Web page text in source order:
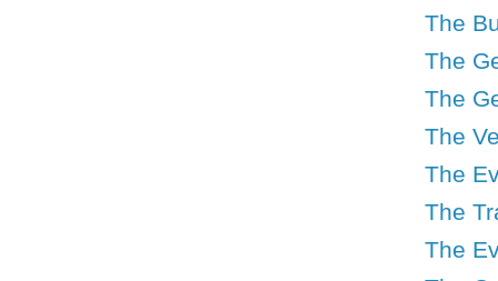
The
The
The
The
The
The
The